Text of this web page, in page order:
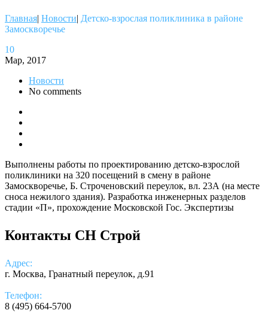
Главная Новости Детско-взрослая поликлиника в районе
Замоскворечье
10
Мар, 2017
Новости
No comments
Выполнены работы по проектированию детско-взрослой
поликлиники на 320 посещений в смену в районе
Замоскворечье, Б. Строченовский переулок, вл. 23А (на месте
сноса нежилого здания). Разработка инженерных разделов
стадии «П», прохождение Московской Гос. Экспертизы
Контакты СН Строй
Адрес:
г. Москва, Гранатный переулок, д.91
Телефон:
8 (495) 664-5700